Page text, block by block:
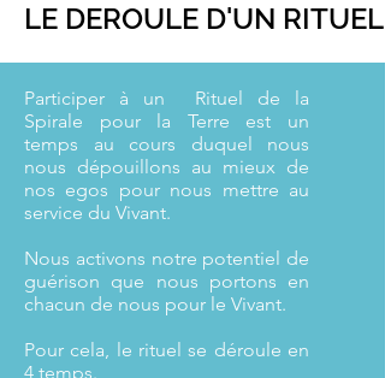
LE DEROULE D'UN RITUEL
Participer à un Rituel de la
Spirale pour la Terre est un
temps au cours duquel nous
nous dépouillons au mieux de
nos egos pour nous mettre au
service du Vivant.
Nous activons notre potentiel de
guérison que nous portons en
chacun de nous pour le Vivant.
Pour cela, le rituel se déroule en
4 temps.